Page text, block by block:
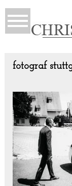
fotograf